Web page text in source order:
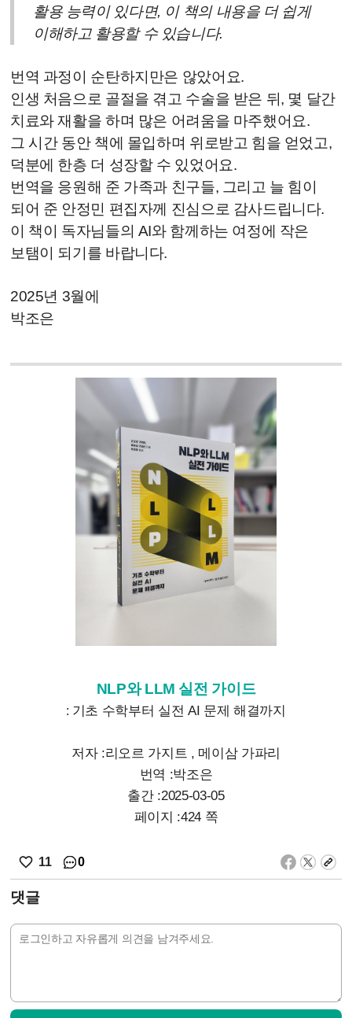
활용 능력이 있다면, 이 책의 내용을 더 쉽게
이해하고 활용할 수 있습니다.
번역 과정이 순탄하지만은 않았어요.
인생 처음으로 골절을 겪고 수술을 받은 뒤, 몇 달간
치료와 재활을 하며 많은 어려움을 마주했어요.
그 시간 동안 책에 몰입하며 위로받고 힘을 얻었고,
덕분에 한층 더 성장할 수 있었어요.
번역을 응원해 준 가족과 친구들, 그리고 늘 힘이
되어 준 안정민 편집자께 진심으로 감사드립니다.
이 책이 독자님들의 AI와 함께하는 여정에 작은
보탬이 되기를 바랍니다.
2025년 3월에
박조은
NLP와 LLM 실전 가이드
: 기초 수학부터 실전 AI 문제 해결까지
저자 :리오르 가지트 , 메이삼 가파리
번역 :박조은
출간 :2025-03-05
페이지 :424 쪽
11 0
댓글